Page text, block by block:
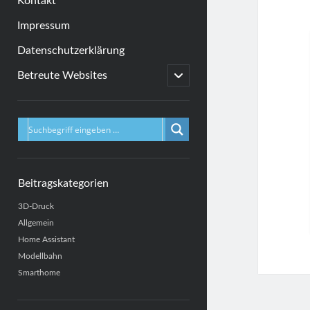
Impressum
Datenschutzerklärung
Betreute Websites
open
child
Sidebar
Beitragskategorien
3D-Druck
Allgemein
Home Assistant
Modellbahn
Smarthome